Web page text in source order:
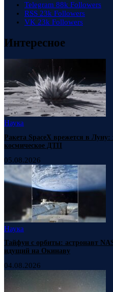
Telegram 88k Followers
RSS 23k Followers
VK 23k Followers
Интересное
Наука
Ракета SpaceX врежется в
космическое ДТП
05.08.2026
Наука
Тайфун с орбиты: астронавт
идущий на Окинаву
04.08.2026